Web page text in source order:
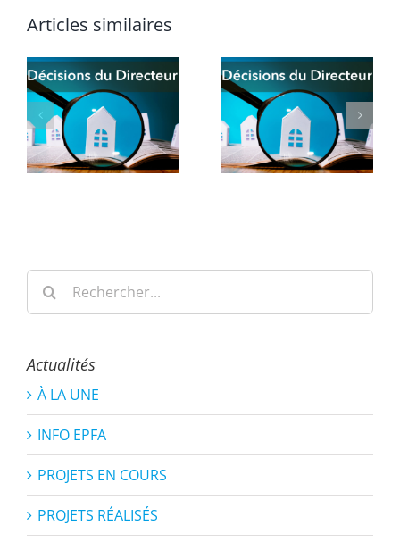
Articles similaires
Rechercher:
Actualités
À LA UNE
INFO EPFA
PROJETS EN COURS
PROJETS RÉALISÉS